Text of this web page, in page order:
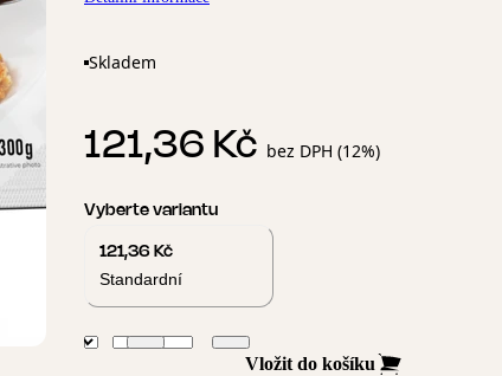
Skladem
121,36 Kč bez DPH (12%)
Vyberte variantu
121,36 Kč
Standardní
Vložit do košíku